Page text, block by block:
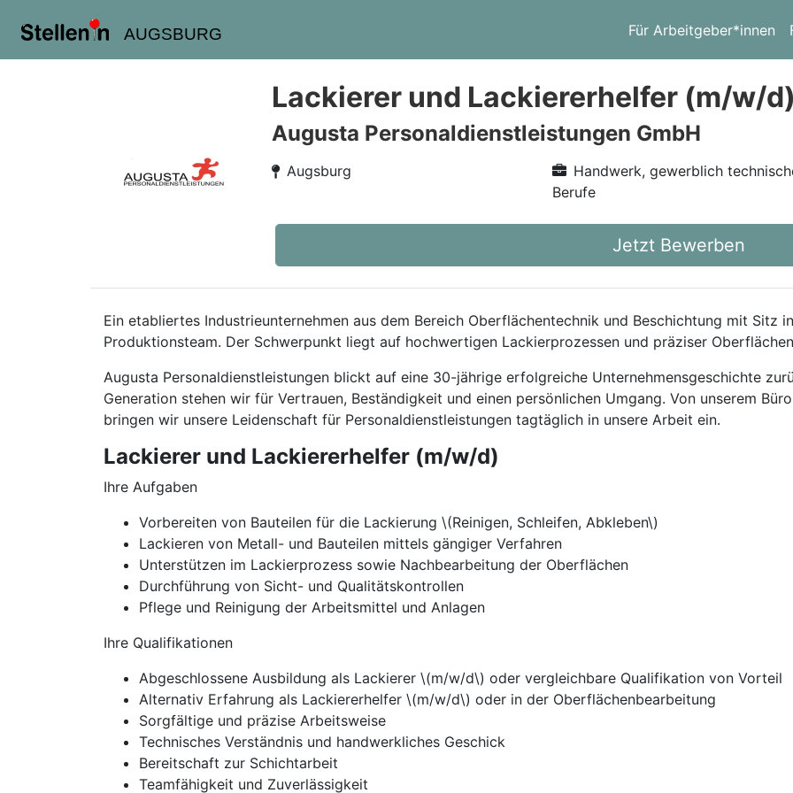
AUGSBURG Für Arbeitgeber*innen
Lackierer und Lackiererhelfer (m/w/d)
Augusta Personaldienstleistungen GmbH
Augsburg
Handwerk, gewerblich
Berufe
Jetzt Bewerben
Ein etabliertes Industrieunternehmen aus dem Bereich Oberflächentechnik und Beschichtung mit Sitz
Produktionsteam. Der Schwerpunkt liegt auf hochwertigen Lackierprozessen und präziser
Augusta Personaldienstleistungen blickt auf eine 30-jährige erfolgreiche Unternehmensgeschichte
Generation stehen wir für Vertrauen, Beständigkeit und einen persönlichen Umgang. Von unserem
bringen wir unsere Leidenschaft für Personaldienstleistungen tagtäglich in unsere Arbeit ein.
Lackierer und Lackiererhelfer (m/w/d)
Ihre Aufgaben
Vorbereiten von Bauteilen für die Lackierung \(Reinigen, Schleifen, Abkleben\)
Lackieren von Metall- und Bauteilen mittels gängiger Verfahren
Unterstützen im Lackierprozess sowie Nachbearbeitung der Oberflächen
Durchführung von Sicht- und Qualitätskontrollen
Pflege und Reinigung der Arbeitsmittel und Anlagen
Ihre Qualifikationen
Abgeschlossene Ausbildung als Lackierer \(m/w/d\) oder vergleichbare Qualifikation von Vorteil
Alternativ Erfahrung als Lackiererhelfer \(m/w/d\) oder in der Oberflächenbearbeitung
Sorgfältige und präzise Arbeitsweise
Technisches Verständnis und handwerkliches Geschick
Bereitschaft zur Schichtarbeit
Teamfähigkeit und Zuverlässigkeit